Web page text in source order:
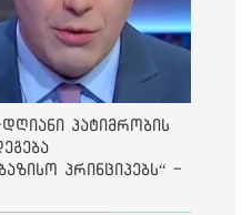
დღიანი პატიმრობის
პრინციპებს“ -